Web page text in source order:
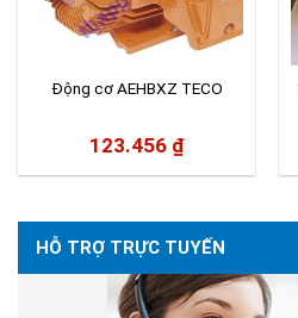
HỖ TRỢ TRỰC TUYẾN
Động cơ AEHBXZ TECO
123.456 ₫